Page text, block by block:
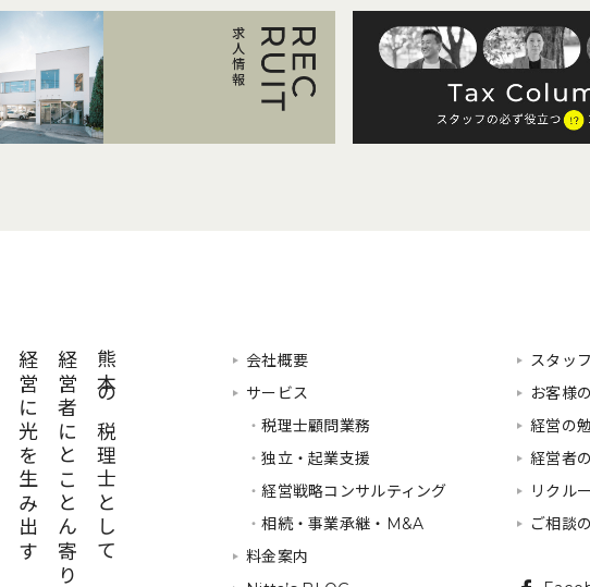
熊本の税理士として
経営者にとことん寄り添い
経営に光を生み出す
会社概要
サービス
・税理士顧問業務
・独立・起業支援
・経営戦略コンサルティング
・相続・事業承継・M&A
料金案内
スタッ
お客様
経営の
経営者
リクル
ご相談